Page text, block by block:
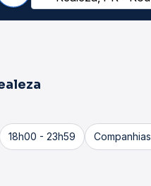
18h00 - 23h59 Companhias